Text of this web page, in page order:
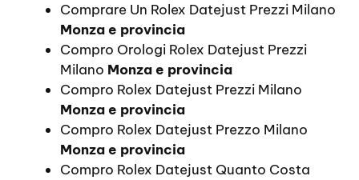
Comprare Un Rolex Datejust Prezzi Milano
Monza e provincia
Compro Orologi Rolex Datejust Prezzi
Milano Monza e provincia
Compro Rolex Datejust Prezzi Milano
Monza e provincia
Compro Rolex Datejust Prezzo Milano
Monza e provincia
Compro Rolex Datejust Quanto Costa